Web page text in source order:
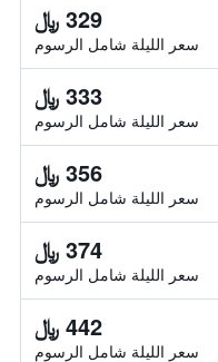
329 ﷼
سعر الليلة شامل الرسوم
333 ﷼
سعر الليلة شامل الرسوم
356 ﷼
سعر الليلة شامل الرسوم
374 ﷼
سعر الليلة شامل الرسوم
442 ﷼
سعر الليلة شامل الرسوم